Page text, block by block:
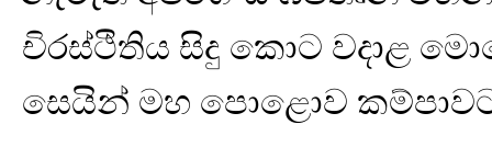
චිරස්ථිතිය සිදු කොට වදාළ
සෙයින් මහ පොළොව කම්පාවට